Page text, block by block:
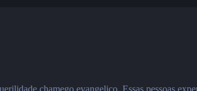
chamego evangelico. Essas pessoas